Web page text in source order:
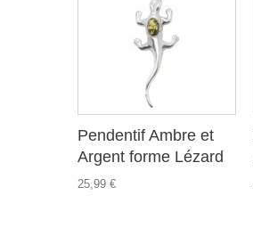
Pendentif Ambre et
Argent forme Lézard
25,99 €